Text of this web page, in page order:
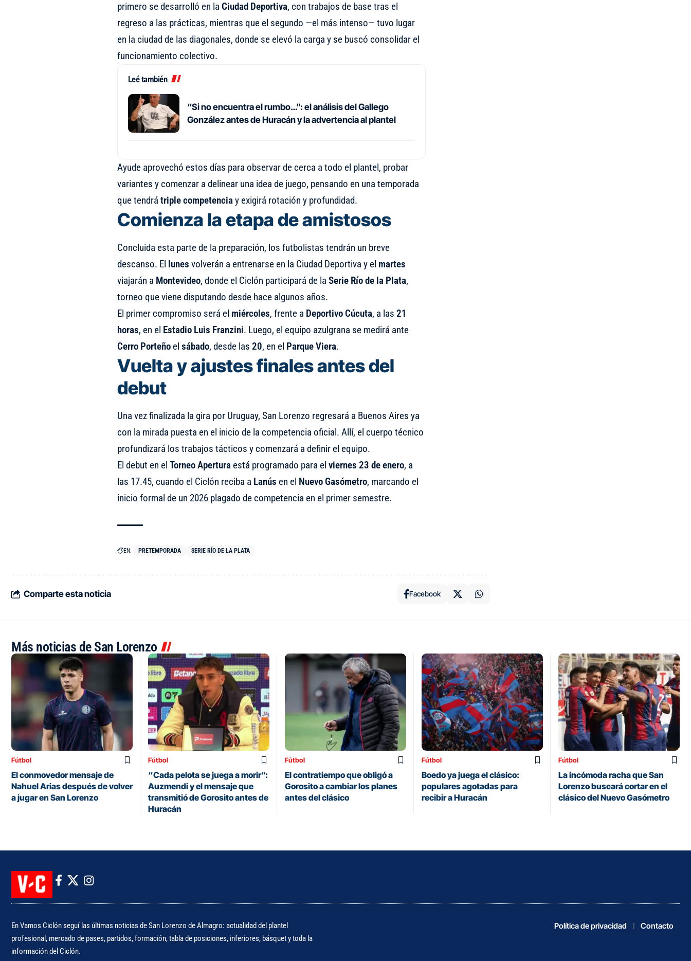
primero se desarrolló en la Ciudad Deportiva, con trabajos de base tras el
regreso a las prácticas, mientras que el segundo —el más intenso— tuvo lugar
en la ciudad de las diagonales, donde se elevó la carga y se buscó consolidar el
funcionamiento colectivo.
Leé también
“Si no encuentra el rumbo…”: el análisis del Gallego
González antes de Huracán y la advertencia al plantel
Ayude aprovechó estos días para observar de cerca a todo el plantel, probar
variantes y comenzar a delinear una idea de juego, pensando en una temporada
que tendrá triple competenciay exigirá rotación y profundidad.
Comienza la etapa de amistosos
Concluida esta parte de la preparación, los futbolistas tendrán un breve
descanso. El lunes volverán a entrenarse en la Ciudad Deportiva y el martes
viajarán a Montevideo, donde el Ciclón participará de la Serie Río de la Plata,
torneo que viene disputando desde hace algunos años.
El primer compromiso será el miércoles, frente a Deportivo Cúcuta, a las 21
horas, en el Estadio Luis Franzini. Luego, el equipo azulgrana se medirá ante
Cerro Porteñoel sábado, desde las 20, en el Parque Viera.
Vuelta y ajustes finales antes del
debut
Una vez finalizada la gira por Uruguay, San Lorenzo regresará a Buenos Aires ya
con la mirada puesta en el inicio de la competencia oficial. Allí, el cuerpo técnico
profundizará los trabajos tácticos y comenzará a definir el equipo.
El debut en el Torneo Aperturaestá programado para el viernes 23 de enero, a
las 17.45, cuando el Ciclón reciba a Lanús en el Nuevo Gasómetro, marcando el
inicio formal de un 2026 plagado de competencia en el primer semestre.
EN: PRETEMPORADA SERIE RÍO DE LA PLATA
Comparte esta noticia Facebook
Más noticias de San Lorenzo
Fútbol
El conmovedor mensaje de
Nahuel Arias después de volver
a jugar en San Lorenzo
Fútbol
“Cada pelota se juega a morir”:
Auzmendi y el mensaje que
transmitió de Gorosito antes de
Huracán
Fútbol
El contratiempo que obligó a
Gorosito a cambiar los planes
antes del clásico
Fútbol
Boedo ya juega el clásico:
populares agotadas para
recibir a Huracán
Fútbol
La incómoda racha que San
Lorenzo buscará cortar en el
clásico del Nuevo Gasómetro
En Vamos Ciclón seguí las últimas noticias de San Lorenzo de Almagro: actualidad del plantel
profesional, mercado de pases, partidos, formación, tabla de posiciones, inferiores, básquet y toda la
información del Ciclón.
Política de privacidad Contacto